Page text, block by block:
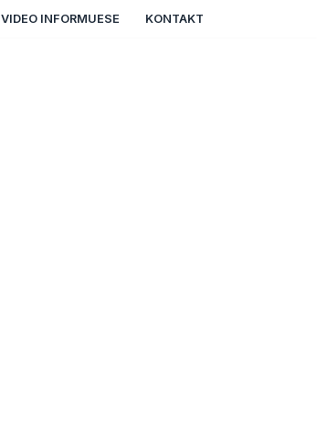
VIDEO INFORMUESE KONTAKT